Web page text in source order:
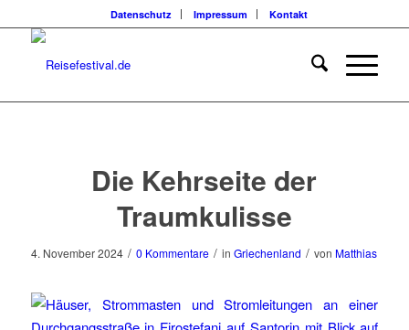
Datenschutz Impressum Kontakt
Die Kehrseite der
Traumkulisse
4. November 2024 / 0 Kommentare / inGriechenland / von Matthias